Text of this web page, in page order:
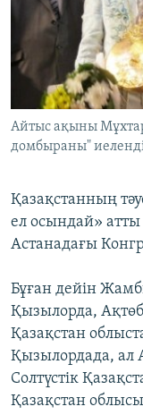
ЖАЗЫЛЫҢЫЗ
Басқа тілдерде
Айтыс ақыны
домбыраны"
Қазақстанның
ел осындай»
Астанадағы
Бұған дейін
Қызылорда,
Қазақстан
Қызылордада, ал
Солтүстік
Қазақстан